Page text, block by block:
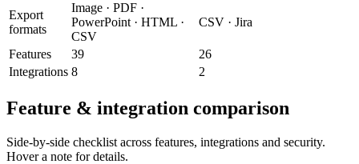
Export
formats
Image · PDF ·
PowerPoint · HTML ·
CSV
CSV · Jira
Features 39
26
Integrations 8 2
Feature & integration comparison
Side-by-side checklist across features, integrations and security.
Hover a note for details.